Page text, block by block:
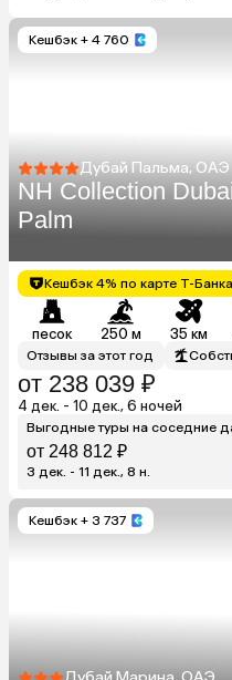
Кешбэк + 4 760
Дубай Пальма, ОАЭ
NH Collection
Palm
Кешбэк 4% по карте Т-Банка
песок 250 м 35 км
Отзывы за этот год
от 238 039 ₽
4 дек. - 10 дек., 6 ночей
Выгодные туры на соседние
от 248 812 ₽
3 дек. - 11 дек., 8 н.
Кешбэк + 3 737